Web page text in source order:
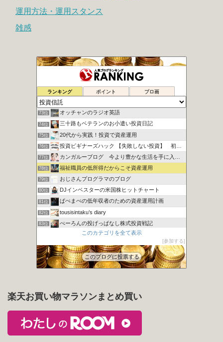
運用方法・運用スタンス
雑感
ランキング ポイント ブロ画
71位 シュウの２０代副業で１００万円への道
72位 地道にぽちぽちポイント長者
73位 オッチャンのラジオ英語
74位 三十路もベテランのお小遣い投資日記
75位 20代から実践！投資で資産運用
76位 投資ビギナーズハック 【失敗しない投資】 初心者向け講座
77位 カンガルーブログ 今より豊かな生活を手に入れる
78位 福祉職員の低所得だからこそ資産運用
79位 おじさんプログラマのブログ
80位 DJインベスターの米国株ヒットチャート
81位 ぱぺまぺの低年収者のための資産運用計画
82位 tousisintaku’s diary
83位 ぺーろんの投げっぱなし株式投資戦記
みらいのゆる投資×節約ブログ
85位 投資.com
このカテゴリを全て表示
参加する
このブログに投票する
楽天お買い物マラソンまとめ買い